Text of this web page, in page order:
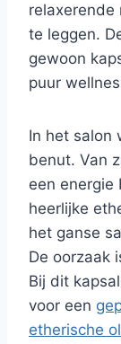
relaxerende
te leggen.
gewoon
puur
In het salon
benut. Van
een energie
heerlijke
het ganse
De oorzaak
Bij dit
voor een
etherische